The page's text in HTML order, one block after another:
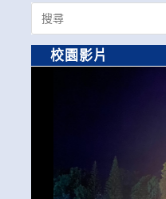
Search
for:
校園影片